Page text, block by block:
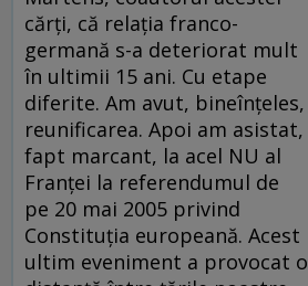
cărţi, că relaţia franco-
germană s-a deteriorat mult
în ultimii 15 ani. Cu etape
diferite. Am avut, bineînţeles,
reunificarea. Apoi am asistat,
fapt marcant, la acel NU al
Franţei la referendumul de
pe 20 mai 2005 privind
Constituţia europeană. Acest
ultim eveniment a provocat o